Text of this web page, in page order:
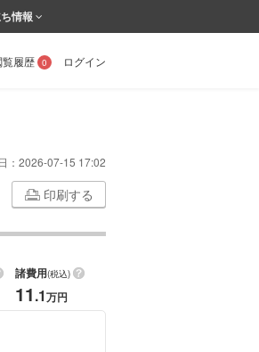
覧履歴 0 ログイン
情報
： 2026-07-15 17:02
印刷する
諸費用(税込)
11.1万円